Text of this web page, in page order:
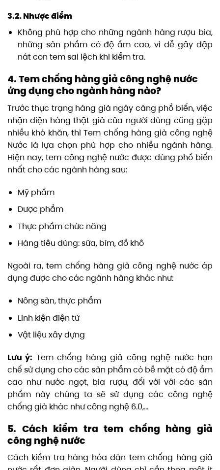
3.2. Nhược điểm
Không phù hợp cho những ngành hàng rượu bia,
những sản phẩm có độ ẩm cao, vì dễ gây dập
nát con tem sai lệch khi kiểm tra.
4. Tem chống hàng giả công nghệ nước
ứng dụng cho ngành hàng nào?
Trước thực trạng hàng giả ngày càng phổ biến, việc
nhận diện hàng thật giả của người dùng cũng gặp
nhiều khó khăn, thì Tem chống hàng giả công nghệ
Nước là lựa chọn phù hợp cho nhiều ngành hàng.
Hiện nay, tem công nghệ nước được dùng phổ biến
nhất cho các ngành hàng sau:
Mỹ phẩm
Dược phẩm
Thực phẩm chức năng
Hàng tiêu dùng: sữa, bỉm, đồ khô
Ngoài ra, tem chống hàng giả công nghệ nước áp
dụng được cho các ngành hàng khác như:
Nông sản, thực phẩm
Linh kiện điện tử
Vật liệu xây dựng
Lưu ý: Tem chống hàng giả công nghệ nước hạn
chế sử dụng cho các sản phẩm có bề mặt có độ ẩm
cao như nước ngọt, bia rượu, đối với với các sản
phẩm này chúng ta sẽ sử dụng các công nghệ
chống giả khác như công nghệ 6.0,…
5. Cách kiểm tra tem chống hàng giả
công nghệ nước
Cách kiểm tra hàng hóa dán tem chống hàng giả